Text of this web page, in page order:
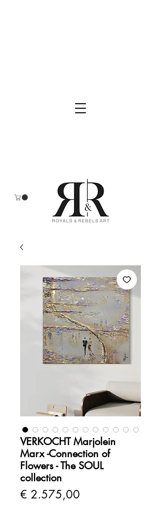
VERKOCHT Marjolein
Marx -Connection of
Flowers - The SOUL
collection
€ 2.575,00